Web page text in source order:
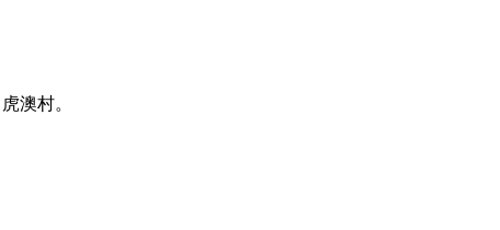
澳村。